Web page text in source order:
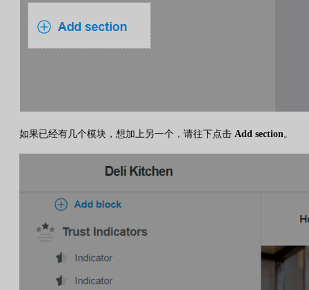
如果已经有几个模块，想加上另一个，请往下点击 Add section 。